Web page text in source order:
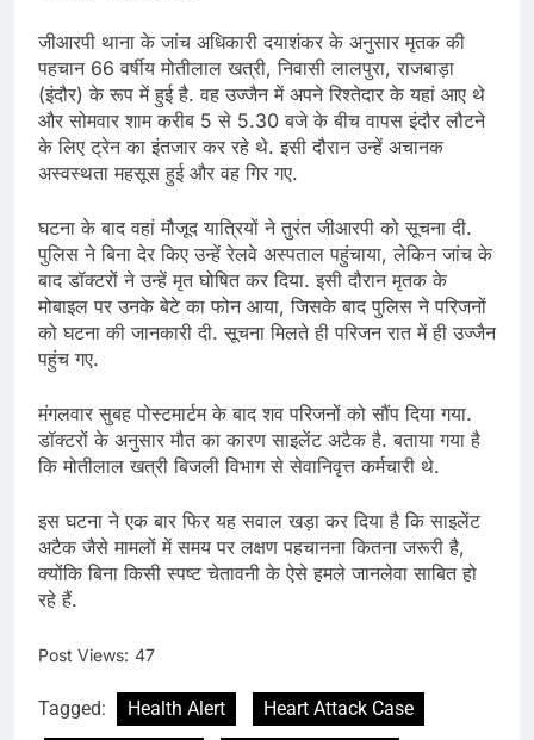
जीआरपी थाना के जांच अधिकारी दयाशंकर के अनुसार मृतक की
पहचान 66 वर्षीय मोतीलाल खत्री, निवासी लालपुरा, राजबाड़ा
(इंदौर) के रूप में हुई है. वह उज्जैन में अपने रिश्तेदार के यहां आए थे
और सोमवार शाम करीब 5 से 5.30 बजे के बीच वापस इंदौर लौटने
के लिए ट्रेन का इंतजार कर रहे थे. इसी दौरान उन्हें अचानक
अस्वस्थता महसूस हुई और वह गिर गए.
घटना के बाद वहां मौजूद यात्रियों ने तुरंत जीआरपी को सूचना दी.
पुलिस ने बिना देर किए उन्हें रेलवे अस्पताल पहुंचाया, लेकिन जांच के
बाद डॉक्टरों ने उन्हें मृत घोषित कर दिया. इसी दौरान मृतक के
मोबाइल पर उनके बेटे का फोन आया, जिसके बाद पुलिस ने परिजनों
को घटना की जानकारी दी. सूचना मिलते ही परिजन रात में ही उज्जैन
पहुंच गए.
मंगलवार सुबह पोस्टमार्टम के बाद शव परिजनों को सौंप दिया गया.
डॉक्टरों के अनुसार मौत का कारण साइलेंट अटैक है. बताया गया है
कि मोतीलाल खत्री बिजली विभाग से सेवानिवृत्त कर्मचारी थे.
इस घटना ने एक बार फिर यह सवाल खड़ा कर दिया है कि साइलेंट
अटैक जैसे मामलों में समय पर लक्षण पहचानना कितना जरूरी है,
क्योंकि बिना किसी स्पष्ट चेतावनी के ऐसे हमले जानलेवा साबित हो
रहे हैं.
Post Views: 47
Tagged: Health Alert
Heart Attack Case